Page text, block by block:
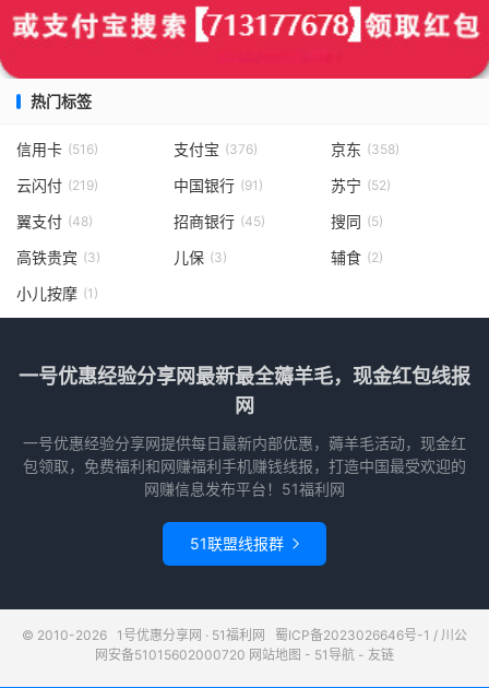
热门标签
信用卡 (516) 支付宝 (376) 京东 (358)
云闪付 (219) 中国银行 (91) 苏宁 (52)
翼支付 (48) 招商银行 (45) 搜同 (5)
高铁贵宾 (3) 儿保 (3) 辅食 (2)
小儿按摩 (1)
一号优惠经验分享网最新最全薅羊毛，现金红包线报
网
一号优惠经验分享网提供每日最新内部优惠，薅羊毛活动，现金红
包领取，免费福利和网赚福利手机赚钱线报，打造中国最受欢迎的
网赚信息发布平台！51福利网
51联盟线报群 
© 2010-2026 1号优惠分享网 · 51福利网 蜀ICP备2023026646号-1 / 川公
网安备51015602000720 网站地图 - 51导航 - 友链